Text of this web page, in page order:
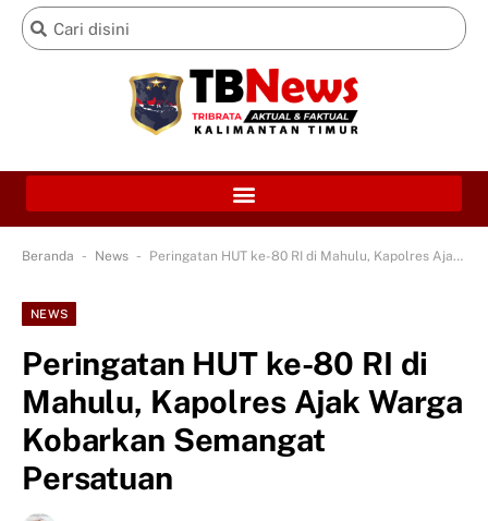
Beranda - News - Peringatan HUT ke-80 RI di Mahulu, Kapolres Ajak Warga Kobarkan Semangat Persatuan
NEWS
Peringatan HUT ke-80 RI di
Mahulu, Kapolres Ajak Warga
Kobarkan Semangat
Persatuan